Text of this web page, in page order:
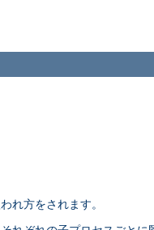
れ方をされます。